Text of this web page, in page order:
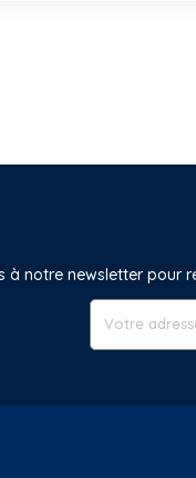
à notre newsletter pour